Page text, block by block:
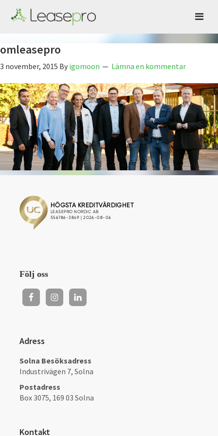
omleasepro
3 november, 2015 By igomoon Lämna en kommentar
Följ oss
Adress
Solna Besöksadress
Industrivägen 7, Solna
Postadress
Box 3075, 169 03 Solna
Kontakt